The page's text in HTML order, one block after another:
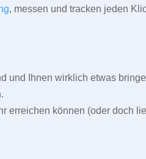
, messen und tracken jeden
und Ihnen wirklich etwas
erreichen können (oder doch